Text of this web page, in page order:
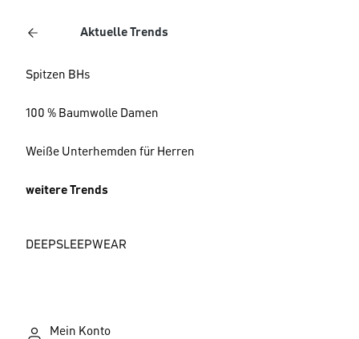
Aktuelle Trends
Spitzen BHs
100 % Baumwolle Damen
Weiße Unterhemden für Herren
weitere Trends
DEEPSLEEPWEAR
Mein Konto